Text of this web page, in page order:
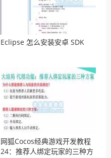
Eclipse 怎么安装安卓 SDK
网狐Cocos经典游戏开发教程
24：推荐人绑定玩家的三种方